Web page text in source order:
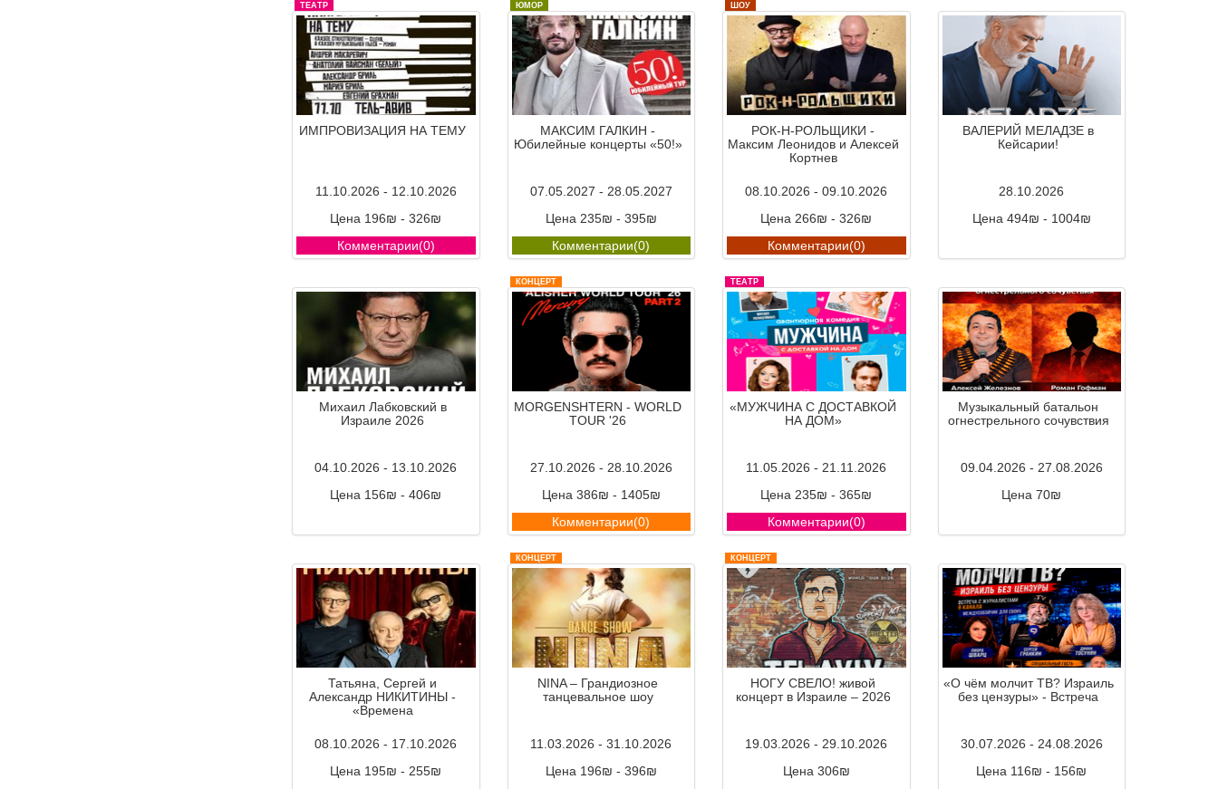
ТЕАТР
ИМПРОВИЗАЦИЯ НА ТЕМУ
11.10.2026 - 12.10.2026
Цена 196₪ - 326₪
Комментарии(0)
ЮМОР
МАКСИМ ГАЛКИН -
Юбилейные концерты «50!»
07.05.2027 - 28.05.2027
Цена 235₪ - 395₪
Комментарии(0)
ШОУ
РОК-Н-РОЛЬЩИКИ -
Максим Леонидов и Алексей
Кортнев
08.10.2026 - 09.10.2026
Цена 266₪ - 326₪
Комментарии(0)
ВАЛЕРИЙ МЕЛАДЗЕ в
Кейсарии!
28.10.2026
Цена 494₪ - 1004₪
Михаил Лабковский в
Израиле 2026
04.10.2026 - 13.10.2026
Цена 156₪ - 406₪
КОНЦЕРТ
MORGENSHTERN - WORLD
TOUR '26
27.10.2026 - 28.10.2026
Цена 386₪ - 1405₪
Комментарии(0)
ТЕАТР
«МУЖЧИНА С ДОСТАВКОЙ
НА ДОМ»
11.05.2026 - 21.11.2026
Цена 235₪ - 365₪
Комментарии(0)
Музыкальный батальон
огнестрельного сочувствия
09.04.2026 - 27.08.2026
Цена 70₪
Татьяна, Сергей и
Александр НИКИТИНЫ -
«Времена
08.10.2026 - 17.10.2026
Цена 195₪ - 255₪
КОНЦЕРТ
NINA – Грандиозное
танцевальное шоу
11.03.2026 - 31.10.2026
Цена 196₪ - 396₪
КОНЦЕРТ
НОГУ СВЕЛО! живой
концерт в Израиле – 2026
19.03.2026 - 29.10.2026
Цена 306₪
«О чём молчит ТВ? Израиль
без цензуры» - Встреча
30.07.2026 - 24.08.2026
Цена 116₪ - 156₪